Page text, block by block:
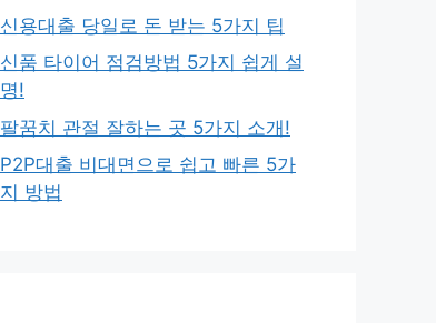
신용대출 당일로 돈 받는 5가지 팁
신품 타이어 점검방법 5가지 쉽게 설
명!
팔꿈치 관절 잘하는 곳 5가지 소개!
P2P대출 비대면으로 쉽고 빠른 5가
지 방법